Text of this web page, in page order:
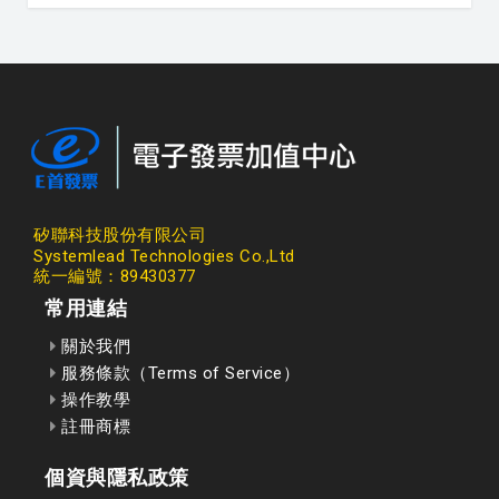
矽聯科技股份有限公司
Systemlead Technologies Co.,Ltd
統一編號：89430377
常用連結
關於我們
服務條款（Terms of Service）
操作教學
註冊商標
個資與隱私政策